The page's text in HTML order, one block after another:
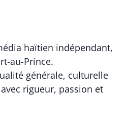
haïtien indépendant,
au-Prince.
générale, culturelle
rigueur, passion et